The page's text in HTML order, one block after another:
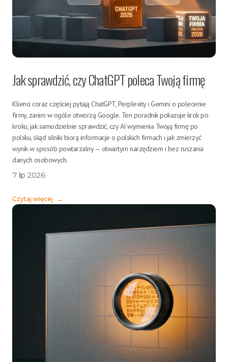
Jak sprawdzić, czy ChatGPT poleca Twoją firmę
Klienci coraz częściej pytają ChatGPT, Perplexity i Gemini o polecenie
firmy, zanim w ogóle otworzą Google. Ten poradnik pokazuje krok po
kroku, jak samodzielnie sprawdzić, czy AI wymienia Twoją firmę po
polsku, skąd silniki biorą informacje o polskich firmach i jak zmierzyć
wynik w sposób powtarzalny — otwartym narzędziem i bez ruszania
danych osobowych.
7 lip 2026
Czytaj więcej →